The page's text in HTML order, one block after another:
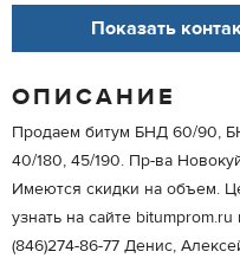
Показать
ОПИСАНИЕ
Продаем битум БНД 60/90,
40/180, 45/190. Пр-ва
Имеются скидки на объем.
узнать на сайте
(846)274-86-77 Денис,